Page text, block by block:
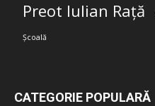
Preot Iulian Rață
Școală
CATEGORIE POPULARĂ